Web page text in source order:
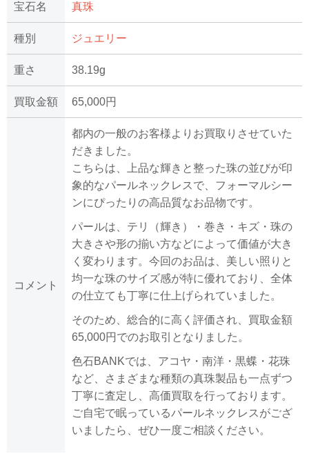
宝石名 真珠
種別 ジュエリー
重さ 38.19g
買取金額 65,000円
コメント
都内の一般のお客様よりお買取りさせていた
だきました。
こちらは、上品な輝きと整った珠の並びが印
象的なパールネックレスで、フォーマルシー
ンにぴったりの高品質なお品物です。
パールは、テリ（輝き）・巻き・キズ・珠の
大きさや形の揃い方などによって価値が大き
く変わります。今回のお品は、美しい照りと
均一な珠のサイズ感が特に優れており、全体
の仕立ても丁寧に仕上げられていました。
そのため、総合的に高く評価され、買取金額
65,000円でのお取引となりました。
色石BANKでは、アコヤ・南洋・黒蝶・花珠
など、さまざまな種類の真珠製品も一点ずつ
丁寧に査定し、高価買取を行っております。
ご自宅で眠っているパールネックレスがござ
いましたら、ぜひ一度ご相談ください。